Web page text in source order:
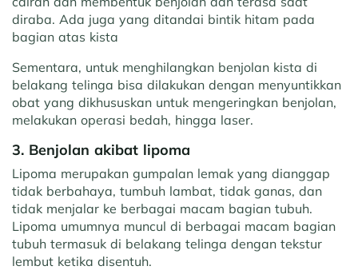
diraba. Ada juga yang ditandai bintik hitam pada
bagian atas kista
Sementara, untuk menghilangkan benjolan kista di
belakang telinga bisa dilakukan dengan menyuntikkan
obat yang dikhususkan untuk mengeringkan benjolan,
melakukan operasi bedah, hingga laser.
3. Benjolan akibat lipoma
Lipoma merupakan gumpalan lemak yang dianggap
tidak berbahaya, tumbuh lambat, tidak ganas, dan
tidak menjalar ke berbagai macam bagian tubuh.
Lipoma umumnya muncul di berbagai macam bagian
tubuh termasuk di belakang telinga dengan tekstur
lembut ketika disentuh.